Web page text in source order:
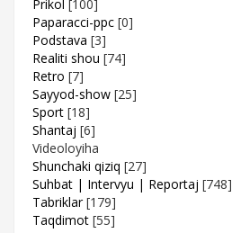
Prikol [100]
Paparacci-ppc [0]
Podstava [3]
Realiti shou [74]
Retro [7]
Sayyod-show [25]
Sport [18]
Shantaj [6]
Videoloyiha
Shunchaki qiziq [27]
Suhbat | Intervyu | Reportaj [748]
Tabriklar [179]
Taqdimot [55]